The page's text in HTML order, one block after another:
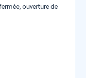
ouverture de